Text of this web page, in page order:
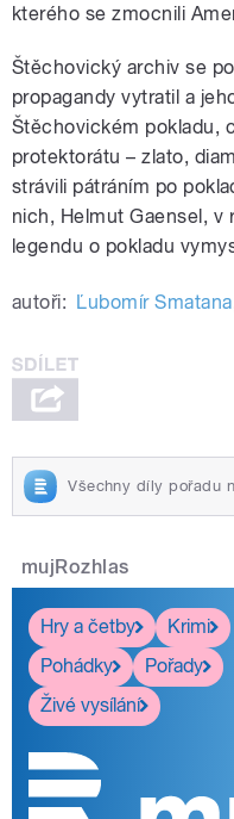
kterého se zmocnili
Štěchovický archiv se
propagandy vytratil a
Štěchovickém pokladu,
protektorátu – zlato,
strávili pátráním po
nich, Helmut Gaensel, v
legendu o pokladu
autoři: Ľubomír Smatana
Všechny díly pořadu
mujRozhlas
Hry a četby
Krimi
Pohádky
Pořady
Živé vysílání